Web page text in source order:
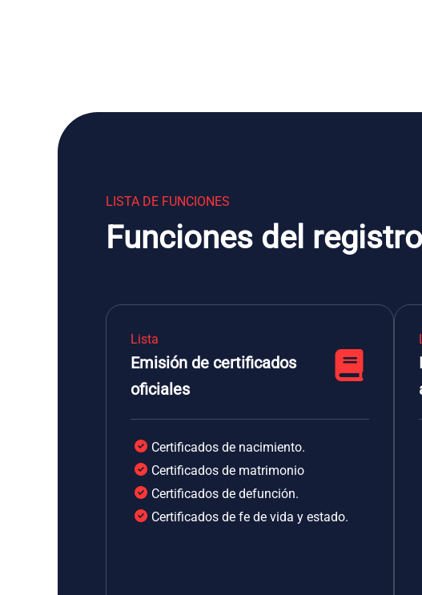
LISTA DE FUNCIONES
Funciones del
Lista
Emisión de certificados
oficiales
Certificados de nacimiento.
Certificados de matrimonio
Certificados de defunción.
Certificados de fe de vida y estado.